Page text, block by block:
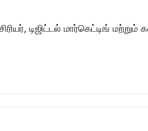
டிஜிட்டல் மார்கெட்டிங்